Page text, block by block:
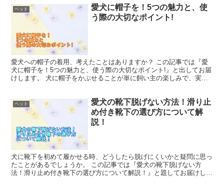
ペット
愛犬に帽子を！5つの魅力と、使
う際の大切なポイント!
愛犬への帽子の着用、考えたことはありますか？ この記事では『愛
犬に帽子を！5つの魅力と、使う際の大切なポイント!』と出してお届
けします。 犬に帽子をかぶせることが単に飼い主の楽しみで、実際
ペット
愛犬の靴下脱げない方法！滑り止
め付き靴下の選び方について解
説！
犬に靴下を初めて履かせる時、どうしたら脱げにくいかと疑問に思っ
たことがあるでしょうか。 この記事では『愛犬の靴下脱げない方
法！滑り止め付き靴下の選び方について解説！』と題してお届けしま